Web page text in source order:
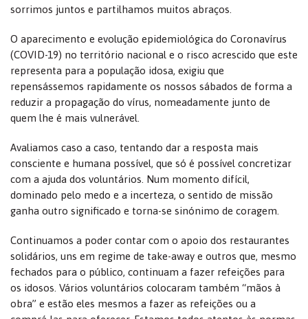
sorrimos juntos e partilhamos muitos abraços.
O aparecimento e evolução epidemiológica do Coronavírus
(COVID-19) no território nacional e o risco acrescido que este
representa para a população idosa, exigiu que
repensássemos rapidamente os nossos sábados de forma a
reduzir a propagação do vírus, nomeadamente junto de
quem lhe é mais vulnerável.
Avaliamos caso a caso, tentando dar a resposta mais
consciente e humana possível, que só é possível concretizar
com a ajuda dos voluntários. Num momento difícil,
dominado pelo medo e a incerteza, o sentido de missão
ganha outro significado e torna-se sinónimo de coragem.
Continuamos a poder contar com o apoio dos restaurantes
solidários, uns em regime de take-away e outros que, mesmo
fechados para o público, continuam a fazer refeições para
os idosos. Vários voluntários colocaram também “mãos à
obra” e estão eles mesmos a fazer as refeições ou a